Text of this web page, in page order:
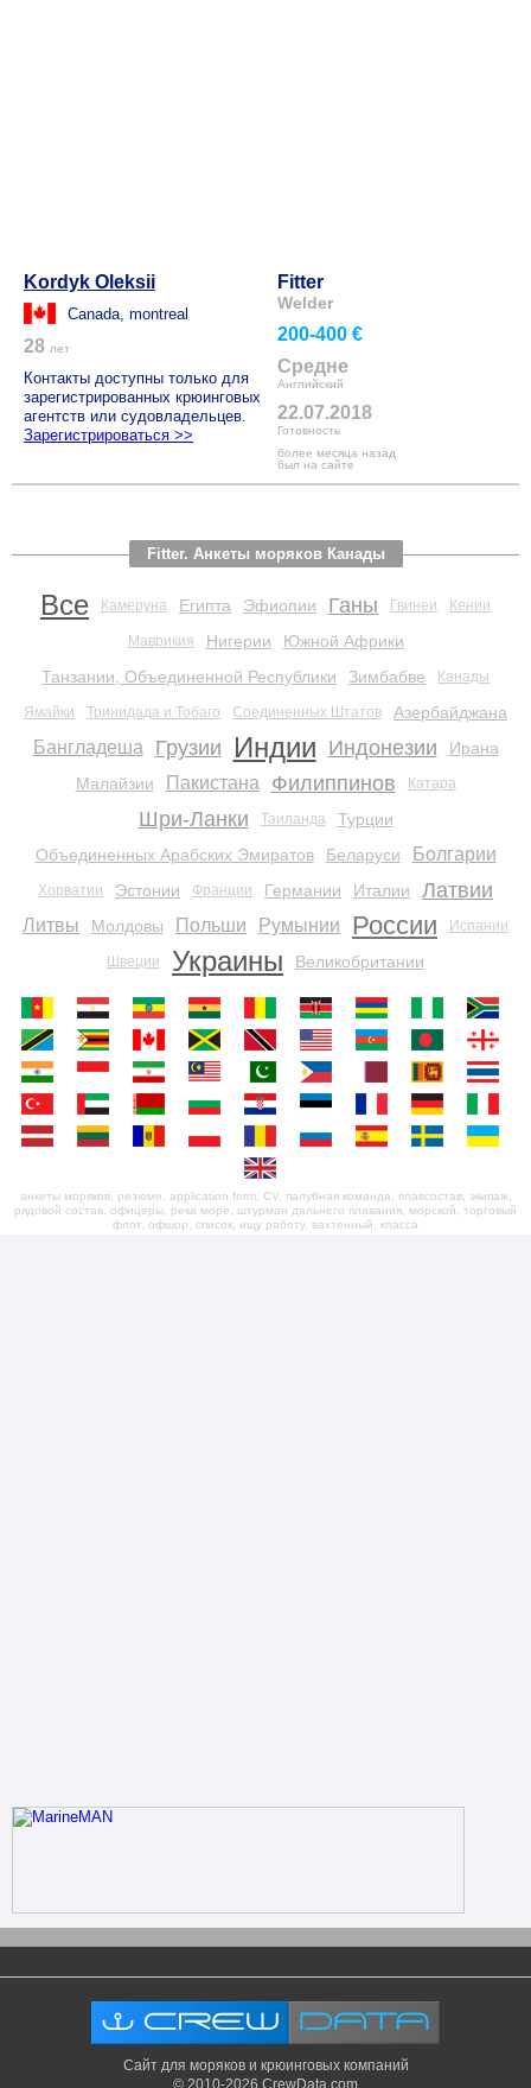
Kordyk Oleksii
Canada, montreal
28 лет
Контакты доступны только для
зарегистрированных крюинговых
агентств или судовладельцев.
Зарегистрироваться >>
Fitter
Welder
200-400 €
Средне
Английский
22.07.2018
Готовность
более месяца назад
был на сайте
Fitter. Анкеты моряков Канады
Все Камеруна Египта Эфиопии Ганы Гвинеи Кении
Маврикия Нигерии
Южной Африки
Танзании, Объединенной Республики
Зимбабве Канады
Ямайки Тринидада и Тобаго Соединенных Штатов Азербайджана
Бангладеша Грузии Индии Индонезии
Ирана
Малайзии
Пакистана Филиппинов Катара
Шри-Ланки Таиланда
Турции
Объединенных Арабских Эмиратов
Беларуси Болгарии
Хорватии Эстонии Франции Германии Италии Латвии
Литвы Молдовы Польши Румынии России Испании
Швеции Украины Великобритании
анкеты моряков, резюме, application form, CV, палубная команда, плавсостав, экипаж,
рядовой состав, офицеры, река море, штурман дальнего плавания, морской, торговый
флот, офшор, список, ищу работу, вахтенный, класса
Сайт для моряков и крюинговых компаний
© 2010-2026 CrewData.com